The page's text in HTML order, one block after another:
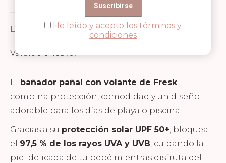
WhatsAppPinterest
Descripción
Valoraciones (0)
El bañador pañal con volante de Fresk
combina protección, comodidad y un diseño
adorable para los días de playa o piscina.
Gracias a su protección solar UPF 50+ , bloquea
el 97,5 % de los rayos UVA y UVB , cuidando la
piel delicada de tu bebé mientras disfruta del
He leído y acepto los términos y
condiciones